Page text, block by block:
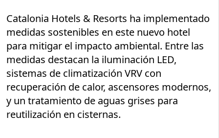
Catalonia Hotels & Resorts ha implementado
medidas sostenibles en este nuevo hotel
para mitigar el impacto ambiental. Entre las
medidas destacan la iluminación LED,
sistemas de climatización VRV con
recuperación de calor, ascensores modernos,
y un tratamiento de aguas grises para
reutilización en cisternas.